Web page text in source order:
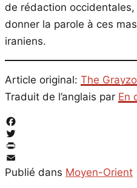
de rédaction
donner la parole à ces
iraniens.
Article original: The
Traduit de l’anglais par En
Facebook
Twitter
PrintFriendly
Email
Publié dans Moyen-Orient